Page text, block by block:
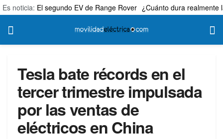
Es noticia: El segundo EV de Range Rover ¿Cuánto dura realmente
Tesla bate récords en el
tercer trimestre impulsada
por las ventas de
eléctricos en China